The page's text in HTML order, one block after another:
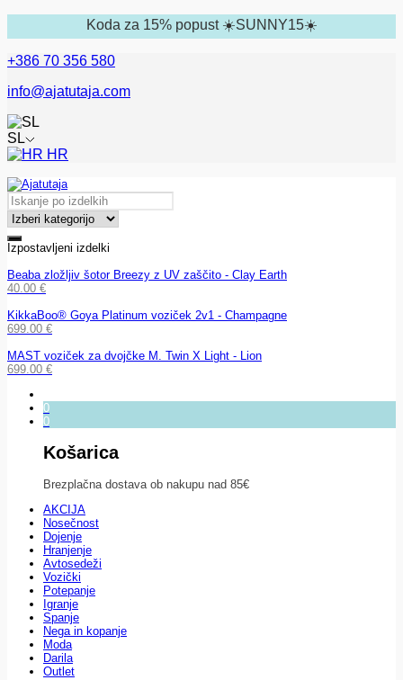
Koda za 15% popust ☀️SUNNY15☀️
+386 70 356 580
info@ajatutaja.com
SL
HR
Izpostavljeni izdelki
Beaba zložljiv šotor Breezy z UV zaščito - Clay Earth
40.00 €
KikkaBoo® Goya Platinum voziček 2v1 - Champagne
699.00 €
MAST voziček za dvojčke M. Twin X Light - Lion
699.00 €
0
0
Košarica
Brezplačna dostava ob nakupu nad 85€
AKCIJA
Nosečnost
Dojenje
Hranjenje
Avtosedeži
Vozički
Potepanje
Igranje
Spanje
Nega in kopanje
Moda
Darila
Outlet